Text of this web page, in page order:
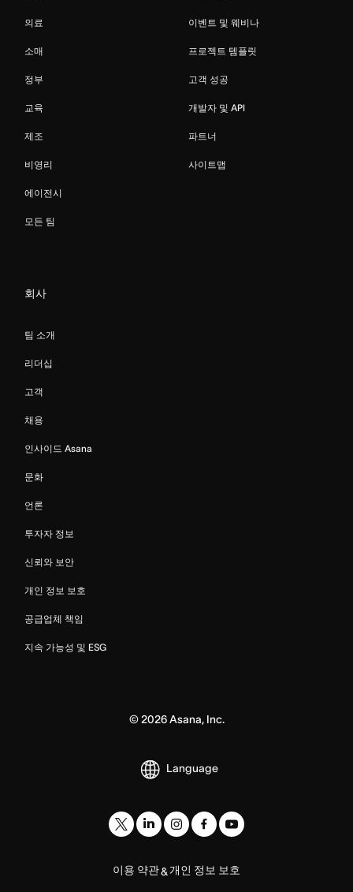
의료
소매
정부
교육
제조
비영리
에이전시
모든 팀
이벤트 및 웨비나
프로젝트 템플릿
고객 성공
개발자 및 API
파트너
사이트맵
회사
팀 소개
리더십
고객
채용
인사이드 Asana
문화
언론
투자자 정보
신뢰와 보안
개인 정보 보호
공급업체 책임
지속 가능성 및 ESG
© 2026Asana, Inc.
Language
이용 약관& 개인 정보 보호